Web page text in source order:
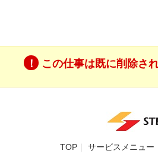
この仕事は既に削除さ
TOP サービスメニュー